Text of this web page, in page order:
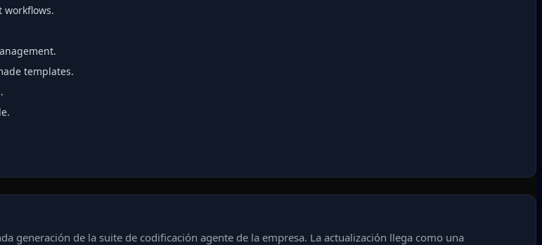
workflows.
templates.
generación de la suite de codificación agente de la empresa. La actualización llega como una